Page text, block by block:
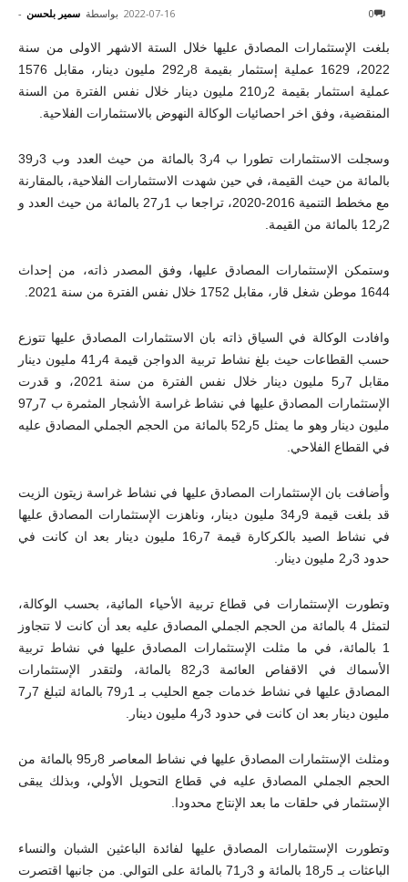
بواسطة سمير بلحسن - 2022-07-16 0
بلغت الإستثمارات المصادق عليها خلال الستة الاشهر الاولى من سنة
2022، 1629 عملية إستثمار بقيمة 8ر292 مليون دينار، مقابل 1576
عملية استثمار بقيمة 2ر210 مليون دينار خلال نفس الفترة من السنة
المنقضية، وفق اخر احصائيات الوكالة النهوض بالاستثمارات الفلاحية.
وسجلت الاستثمارات تطورا ب 4ر3 بالمائة من حيث العدد وب 3ر39
بالمائة من حيث القيمة، في حين شهدت الاستثمارات الفلاحية، بالمقارنة
مع مخطط التنمية 2016-2020، تراجعا ب 1ر27 بالمائة من حيث العدد و
2ر12 بالمائة من القيمة.
وستمكن الإستثمارات المصادق عليها، وفق المصدر ذاته، من إحداث
1644 موطن شغل قار، مقابل 1752 خلال نفس الفترة من سنة 2021.
وافادت الوكالة في السياق ذاته بان الاستثمارات المصادق عليها تتوزع
حسب القطاعات حيث بلغ نشاط تربية الدواجن قيمة 4ر41 مليون دينار
مقابل 7ر5 مليون دينار خلال نفس الفترة من سنة 2021، و قدرت
الإستثمارات المصادق عليها في نشاط غراسة الأشجار المثمرة ب 7ر97
مليون دينار وهو ما يمثل 5ر52 بالمائة من الحجم الجملي المصادق عليه
في القطاع الفلاحي.
وأضافت بان الإستثمارات المصادق عليها في نشاط غراسة زيتون الزيت
قد بلغت قيمة 9ر34 مليون دينار، وناهزت الإستثمارات المصادق عليها
في نشاط الصيد بالكركارة قيمة 7ر16 مليون دينار بعد ان كانت في
حدود 3ر2 مليون دينار.
وتطورت الإستثمارات في قطاع تربية الأحياء المائية، بحسب الوكالة،
لتمثل 4 بالمائة من الحجم الجملي المصادق عليه بعد أن كانت لا تتجاوز
1 بالمائة، في ما مثلت الإستثمارات المصادق عليها في نشاط تربية
الأسماك في الاقفاص العائمة 3ر82 بالمائة، ولتقدر الإستثمارات
المصادق عليها في نشاط خدمات جمع الحليب بـ 1ر79 بالمائة لتبلغ 7ر7
مليون دينار بعد ان كانت في حدود 3ر4 مليون دينار.
ومثلث الإستثمارات المصادق عليها في نشاط المعاصر 8ر95 بالمائة من
الحجم الجملي المصادق عليه في قطاع التحويل الأولي، وبذلك يبقى
الإستثمار في حلقات ما بعد الإنتاج محدودا.
وتطورت الإستثمارات المصادق عليها لفائدة الباعثين الشبان والنساء
الباعثات بـ 5ر18 بالمائة و 3ر71 بالمائة على التوالي. من جانبها اقتصرت